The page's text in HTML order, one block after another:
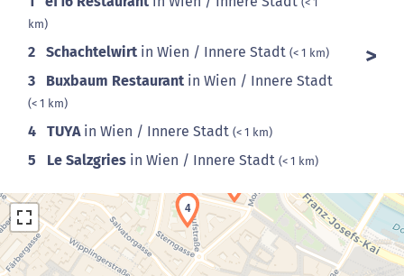
km)
2 Schachtelwirt in Wien / Innere Stadt (< 1 km)
3 Buxbaum Restaurant in Wien / Innere Stadt
(< 1 km)
4 TUYAin Wien / Innere Stadt (< 1 km)
5 Le Salzgries in Wien / Innere Stadt (< 1 km)
4